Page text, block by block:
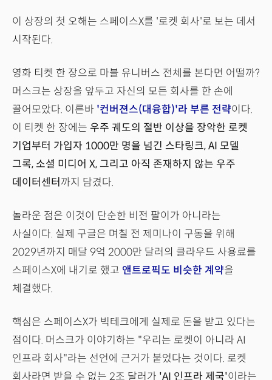
이 상장의 첫 오해는 스페이스X를 '로켓 회사'로 보는 데서
시작된다.
영화 티켓 한 장으로 마블 유니버스 전체를 본다면 어떨까?
머스크는 상장을 앞두고 자신의 모든 회사를 한 손에
끌어모았다. 이른바 '컨버젼스(대융합)'라 부른 전략이다.
이 티켓 한 장에는 우주 궤도의 절반 이상을 장악한 로켓
기업부터 가입자 1000만 명을 넘긴 스타링크, AI 모델
그록, 소셜 미디어 X, 그리고 아직 존재하지 않는 우주
데이터센터 까지 담겼다.
놀라운 점은 이것이 단순한 비전 팔이가 아니라는
사실이다. 실제 구글은 며칠 전 제미나이 구동을 위해
2029년까지 매달 9억 2000만 달러의 클라우드 사용료를
스페이스X에 내기로 했고 앤트로픽도 비슷한 계약을
체결했다.
핵심은 스페이스X가 빅테크에게 실제로 돈을 받고 있다는
점이다. 머스크가 이야기하는 "우리는 로켓이 아니라 AI
인프라 회사"라는 선언에 근거가 붙었다는 것이다. 로켓
회사라면 받을 수 없는 2조 달러가 'AI 인프라 제국'이라는